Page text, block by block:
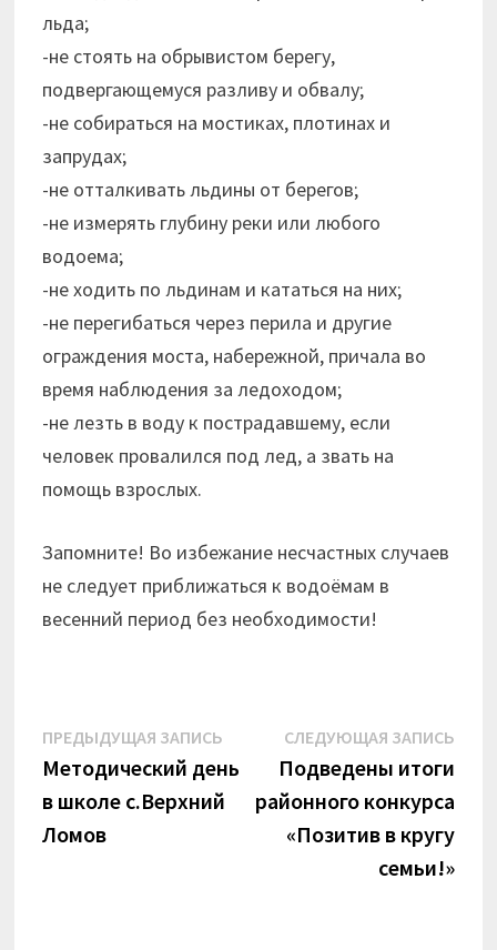
льда;
-не стоять на обрывистом берегу,
подвергающемуся разливу и обвалу;
-не собираться на мостиках, плотинах и
запрудах;
-не отталкивать льдины от берегов;
-не измерять глубину реки или любого
водоема;
-не ходить по льдинам и кататься на них;
-не перегибаться через перила и другие
ограждения моста, набережной, причала во
время наблюдения за ледоходом;
-не лезть в воду к пострадавшему, если
человек провалился под лед, а звать на
помощь взрослых.
Запомните! Во избежание несчастных случаев
не следует приближаться к водоёмам в
весенний период без необходимости!
Навигация
по
записям
ПРЕДЫДУЩАЯ ЗАПИСЬ Предыдущая
запись:
Методический день
в школе с.Верхний
Ломов
СЛЕДУЮЩАЯ ЗАПИСЬ
Подведены итоги
районного конкурса
«Позитив в кругу
семьи!»